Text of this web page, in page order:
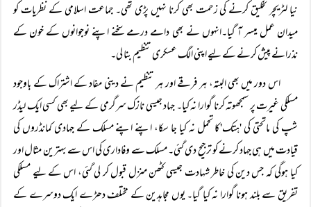
نیا لٹریچر تخلیق کرنے کی زحمت بھی کرنا نہیں پڑی تھی۔ جماعت اسلامی کے نظریات کو
میدان عمل میسر آ گیا۔انہوں نے بھی دامے درمے سخنے اپنے نوجوانوں کے خون کے
نذرانے پیش کرنے کے لیے اپنی الگ عسکری تنظیم بنا لی۔
اس دور میں بھی البتہ، ہر فرقے اور ہر تنظیم نے دینی مفاد کے اشتراک کے باوجود
مسلکی غیرت پر سمجھوتہ کرنا گوارا نہ کیا۔ جہاد جیسی نازک سرگرمی کے لیے بھی کسی ایک لیڈر
شپ کی ماتحتی کی 'ہتک'کا تحمل نہ کیا جا سکا، اپنے اپنے مسلک کے جہادی کمانڈروں کی
قیادت میں ہی جہاد کرنے کو ترجیح دی گئی۔ مسلک سے وفاداری کی اس سے بہترین مثال اور
کیا ہوگی کہ جس دین کی خاطر شہادت جیسی کٹھن منزل قبول کر لی گئی، اس کے لیے مسلکی
تفریق سے بلند ہونا گوارا نہ کیا گیا۔ یوں مجاہدین کے مختلف دھڑے ایک دوسرے کے